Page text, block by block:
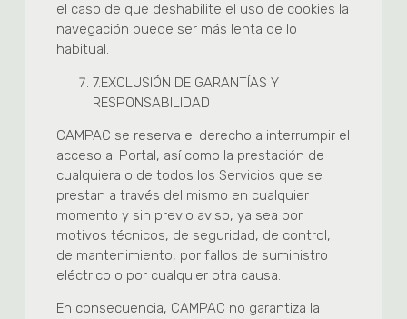
el caso de que deshabilite el uso de cookies la
navegación puede ser más lenta de lo
habitual.
7.EXCLUSIÓN DE GARANTÍAS Y
RESPONSABILIDAD
CAMPAC se reserva el derecho a interrumpir el
acceso al Portal, así como la prestación de
cualquiera o de todos los Servicios que se
prestan a través del mismo en cualquier
momento y sin previo aviso, ya sea por
motivos técnicos, de seguridad, de control,
de mantenimiento, por fallos de suministro
eléctrico o por cualquier otra causa.
En consecuencia, CAMPAC no garantiza la